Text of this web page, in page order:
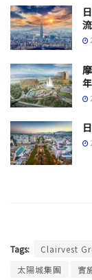
Tags: Clairvest
太陽城集團
實